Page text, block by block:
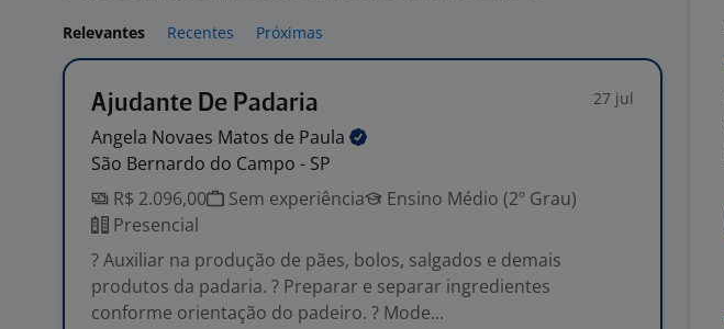
Relevantes Recentes Próximas
Ajudante De Padaria 27 jul
Angela Novaes Matos de Paula
São Bernardo do Campo - SP
R$ 2.096,00
Sem experiência
Ensino Médio (2º Grau)
Presencial
? Auxiliar na produção de pães, bolos, salgados e demais
produtos da padaria. ? Preparar e separar ingredientes
conforme orientação do padeiro. ? Mode...